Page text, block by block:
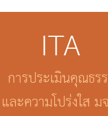
ITA
การประเมินคุณธร
และความโปร่งใส